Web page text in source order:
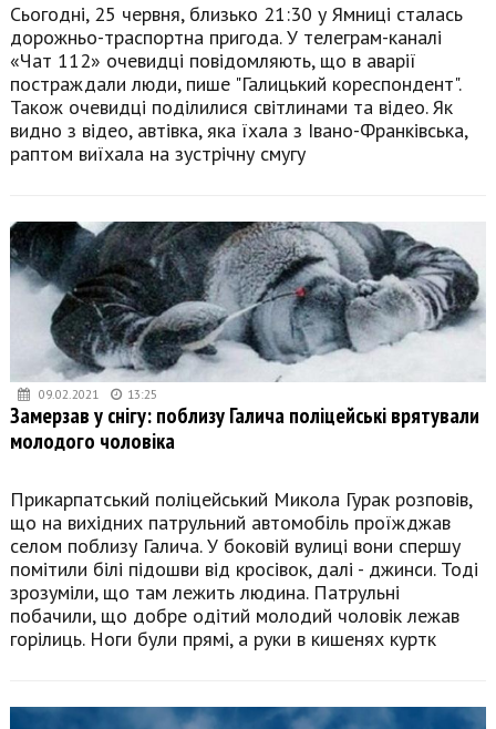
Сьогодні, 25 червня, близько 21:30 у Ямниці сталась
дорожньо-траспортна пригода. У телеграм-каналі
«Чат 112» очевидці повідомляють, що в аварії
постраждали люди, пише "Галицький кореспондент".
Також очевидці поділилися світлинами та відео. Як
видно з відео, автівка, яка їхала з Івано-Франківська,
раптом виїхала на зустрічну смугу
09.02.2021 13:25
Замерзав у снігу: поблизу Галича поліцейські врятували
молодого чоловіка
Прикарпатський поліцейський Микола Гурак розповів,
що на вихідних патрульний автомобіль проїжджав
селом поблизу Галича. У боковій вулиці вони спершу
помітили білі підошви від кросівок, далі - джинси. Тоді
зрозуміли, що там лежить людина. Патрульні
побачили, що добре одітий молодий чоловік лежав
горілиць. Ноги були прямі, а руки в кишенях куртк